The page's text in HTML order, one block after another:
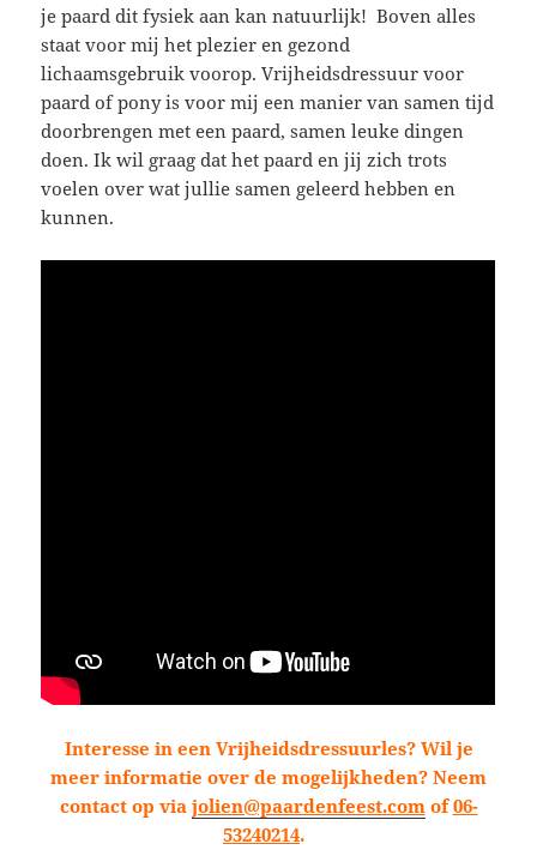
je paard dit fysiek aan kan natuurlijk! Boven alles
staat voor mij het plezier en gezond
lichaamsgebruik voorop. Vrijheidsdressuur voor
paard of pony is voor mij een manier van samen tijd
doorbrengen met een paard, samen leuke dingen
doen. Ik wil graag dat het paard en jij zich trots
voelen over wat jullie samen geleerd hebben en
kunnen.
Interesse in een Vrijheidsdressuurles? Wil je
meer informatie over de mogelijkheden? Neem
contact op via jolien@paardenfeest.com of06-
53240214.